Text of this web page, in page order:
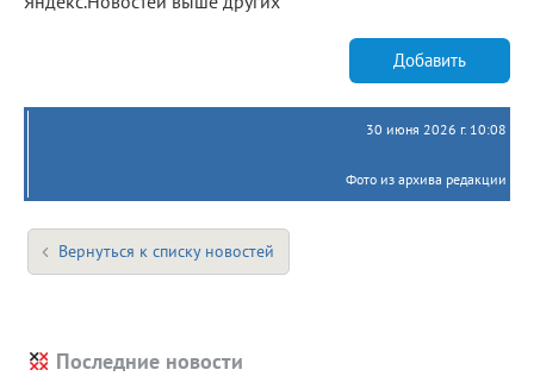
Добавить
30 июня 2026 г. 10:08
Фото из архива редакции
Вернуться к списку новостей
Последние новости